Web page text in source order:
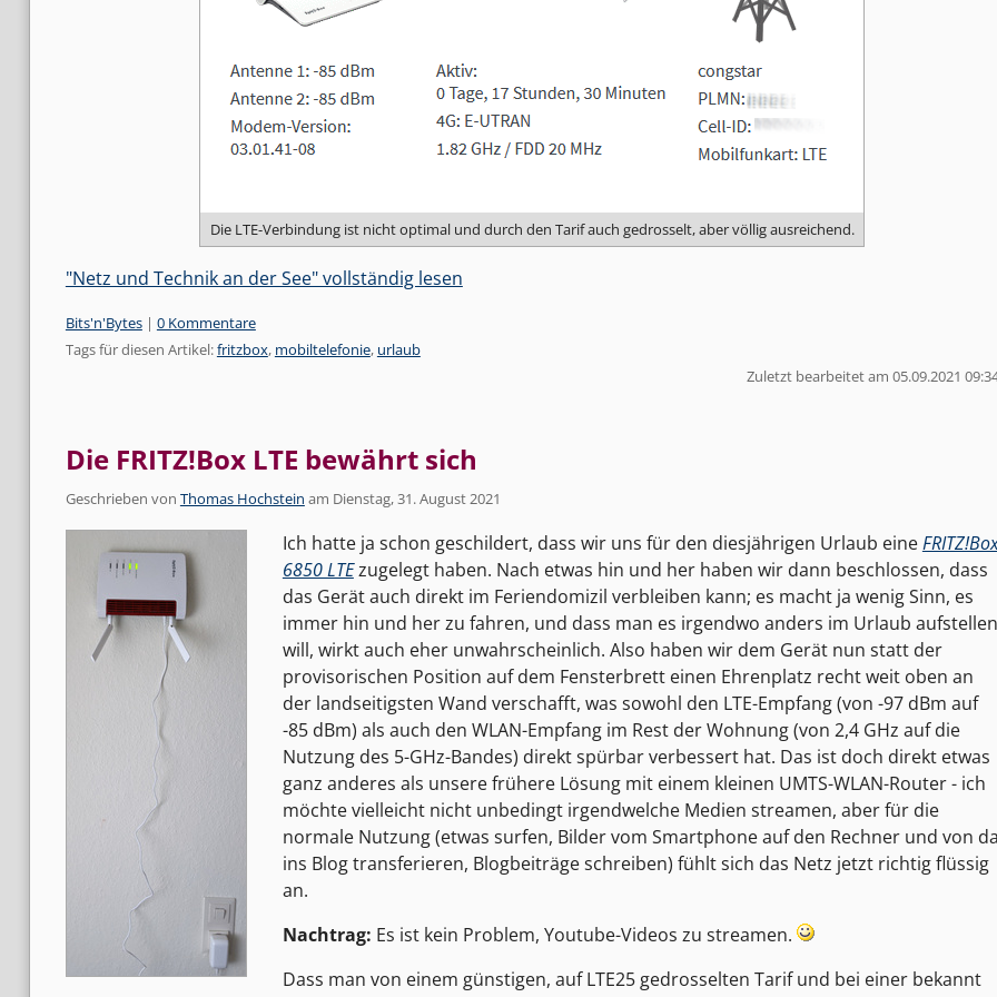
Die LTE-Verbindung ist nicht optimal und durch den Tarif auch gedrosselt, aber völlig ausreichend.
"Netz und Technik an der See" vollständig lesen
Kategorien:
Bits'n'Bytes| 0 Kommentare
Tags für diesen Artikel:fritzbox, mobiltelefonie, urlaub
Zuletzt bearbeitet am 05.09.2021
Die FRITZ!Box LTE bewährt sich
Geschrieben von Thomas Hochstein am Dienstag, 31. August 2021
Ich hatte ja schon geschildert, dass wir uns für den diesjährigen Urlaub eine
6850 LTEzugelegt haben. Nach etwas hin und her haben wir dann beschlossen, dass
das Gerät auch direkt im Feriendomizil verbleiben kann; es macht ja wenig Sinn, es
immer hin und her zu fahren, und dass man es irgendwo anders im Urlaub aufstellen
will, wirkt auch eher unwahrscheinlich. Also haben wir dem Gerät nun statt der
provisorischen Position auf dem Fensterbrett einen Ehrenplatz recht weit oben an
der landseitigsten Wand verschafft, was sowohl den LTE-Empfang (von -97 dBm auf
-85 dBm) als auch den WLAN-Empfang im Rest der Wohnung (von 2,4 GHz auf die
Nutzung des 5-GHz-Bandes) direkt spürbar verbessert hat. Das ist doch direkt etwas
ganz anderes als unsere frühere Lösung mit einem kleinen UMTS-WLAN-Router - ich
möchte vielleicht nicht unbedingt irgendwelche Medien streamen, aber für die
normale Nutzung (etwas surfen, Bilder vom Smartphone auf den Rechner und von da
ins Blog transferieren, Blogbeiträge schreiben) fühlt sich das Netz jetzt richtig flüssig
an.
Nachtrag: Es ist kein Problem, Youtube-Videos zu streamen.
Dass man von einem günstigen, auf LTE25 gedrosselten Tarif und bei einer bekannt